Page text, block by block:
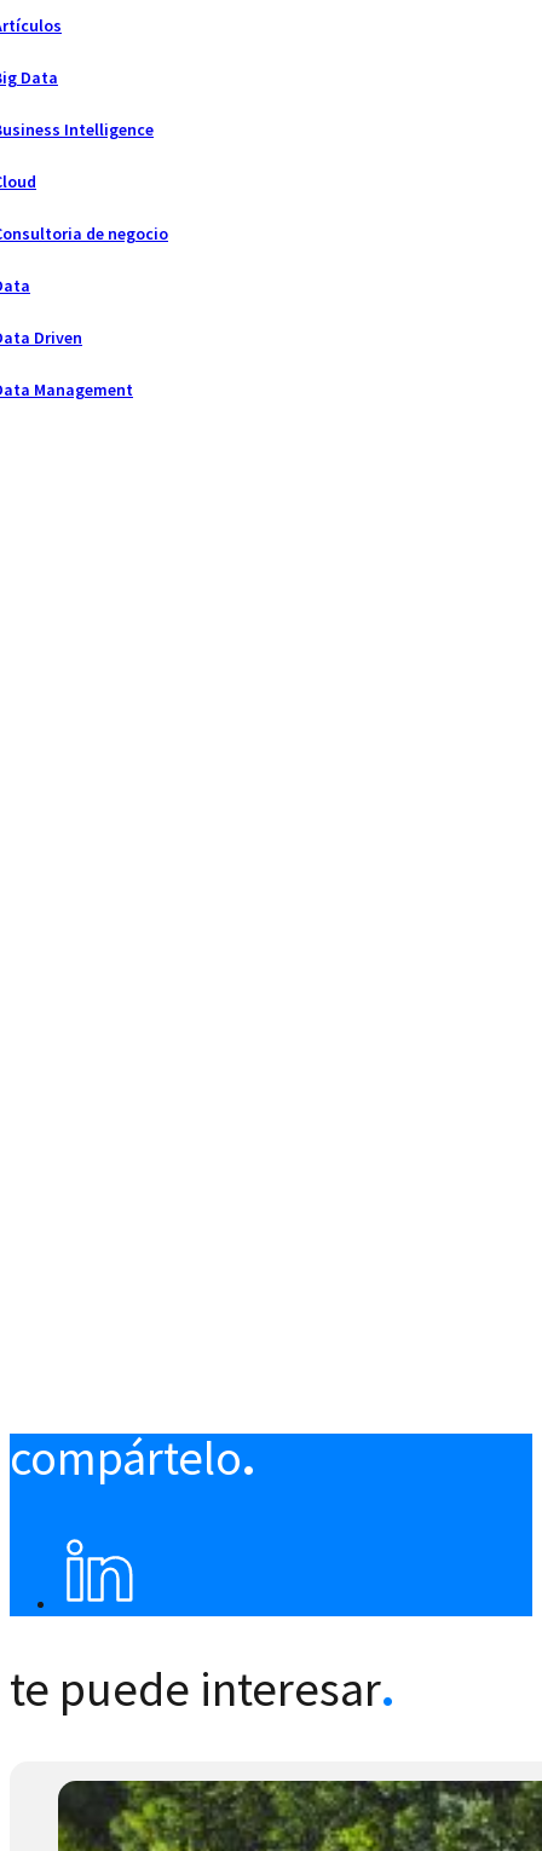
Data
Intelligence
de negocio
Driven
Management
compártelo.
te puede interesar.